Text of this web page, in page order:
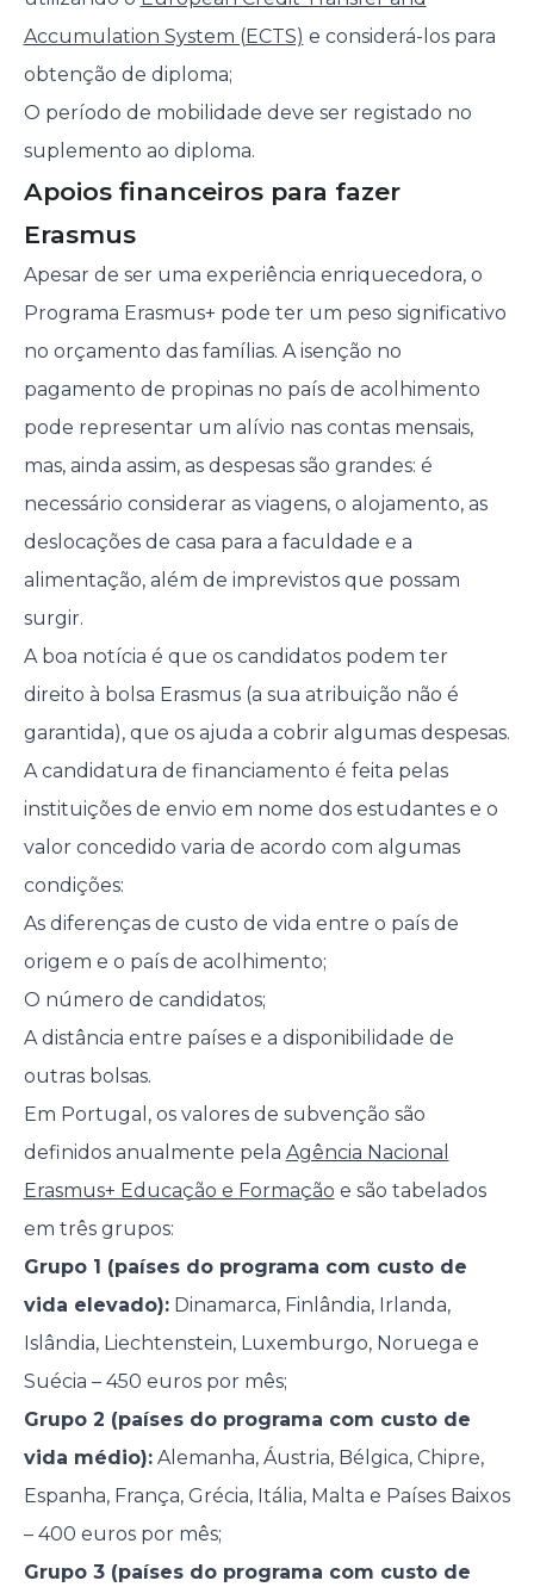
Accumulation System (ECTS) e considerá-los para
obtenção de diploma;
O período de mobilidade deve ser registado no
suplemento ao diploma.
Apoios financeiros para fazer
Erasmus
Apesar de ser uma experiência enriquecedora, o
Programa Erasmus+ pode ter um peso significativo
no orçamento das famílias. A isenção no
pagamento de propinas no país de acolhimento
pode representar um alívio nas contas mensais,
mas, ainda assim, as despesas são grandes: é
necessário considerar as viagens, o alojamento, as
deslocações de casa para a faculdade e a
alimentação, além de imprevistos que possam
surgir.
A boa notícia é que os candidatos podem ter
direito à bolsa Erasmus (a sua atribuição não é
garantida), que os ajuda a cobrir algumas despesas.
A candidatura de financiamento é feita pelas
instituições de envio em nome dos estudantes e o
valor concedido varia de acordo com algumas
condições:
As diferenças de custo de vida entre o país de
origem e o país de acolhimento;
O número de candidatos;
A distância entre países e a disponibilidade de
outras bolsas.
Em Portugal, os valores de subvenção são
definidos anualmente pela Agência Nacional
Erasmus+ Educação e Formação e são tabelados
em três grupos:
Grupo 1 (países do programa com custo de
vida elevado):Dinamarca, Finlândia, Irlanda,
Islândia, Liechtenstein, Luxemburgo, Noruega e
Suécia – 450 euros por mês;
Grupo 2 (países do programa com custo de
vida médio):Alemanha, Áustria, Bélgica, Chipre,
Espanha, França, Grécia, Itália, Malta e Países Baixos
– 400 euros por mês;
Grupo 3 (países do programa com custo de